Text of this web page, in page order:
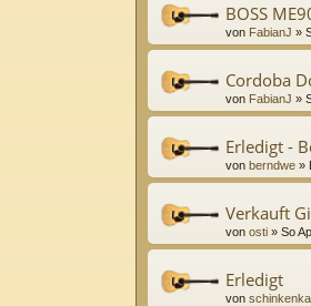
BOSS
von FabianJ »
Cordoba
von FabianJ »
Erledigt -
von berndwe »
Verkauft
von osti » So
Erledigt
von